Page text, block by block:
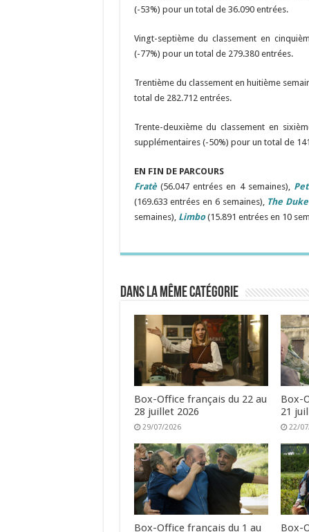
(-53%) pour un total de 36.090 entrées.
Vingt-septième du classement en
(-77%) pour un total de 279.380 entrées.
Trentième du classement en huitième
total de 282.712 entrées.
Trente-deuxième du classement en
supplémentaires (-50%) pour un total de
EN FIN DE PARCOURS
Fratè (56.047 entrées en 4 semaines),
(169.633 entrées en 6 semaines), The Duke
semaines), Limbo (15.891 entrées en 10
Dans la même catégorie
Box-Office français du 22 au
28 juillet 2026
29/07/2026
Box-
21
22/
Box-Office français du 1 au
Box-